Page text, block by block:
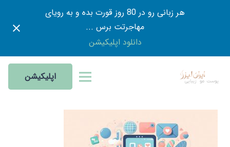
هر زبانی رو در 80 روز قورت بده و به رویای
مهاجرتت برس ...
دانلود اپلیکیشن
اپلیکیشن